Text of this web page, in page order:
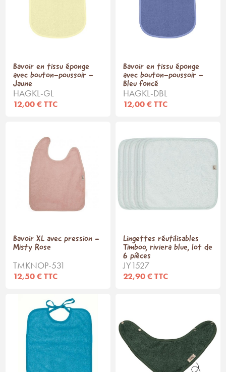
Bavoir en tissu éponge
avec bouton-poussoir -
Jaune
HAGKL-GL
12,00 € TTC
Bavoir en tissu éponge
avec bouton-poussoir -
Bleu foncé
HAGKL-DBL
12,00 € TTC
Bavoir XL avec pression -
Misty Rose
TMKNOP-531
12,50 € TTC
Lingettes réutilisables
Timboo, riviera blue, lot de
6 pièces
JY1527
22,90 € TTC